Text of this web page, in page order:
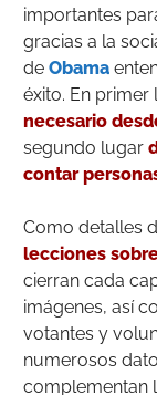
importantes
gracias a la
de Obama
éxito. En
necesario
segundo lugar
contar
Como detalles
lecciones
cierran cada
imágenes, así
votantes y
numerosos
complementan